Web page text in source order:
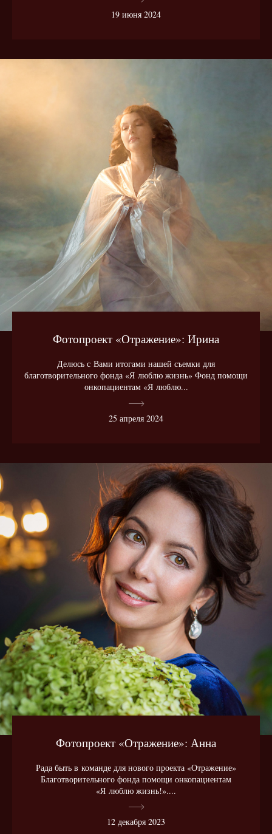
19 июня 2024
Фотопроект «Отражение»: Ирина
Делюсь с Вами итогами нашей съемки для
благотворительного фонда «Я люблю жизнь» Фонд помощи
онкопациентам «Я люблю...
25 апреля 2024
Фотопроект «Отражение»: Анна
Рада быть в команде для нового проекта «Отражение»
Благотворительного фонда помощи онкопациентам
«Я люблю жизнь!»....
12 декабря 2023